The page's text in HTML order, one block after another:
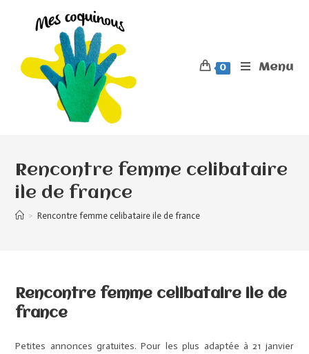
0 Menu
Rencontre femme celibataire
ile de france
> Rencontre femme celibataire ile de france
Rencontre femme celibataire ile de
france
Petites annonces gratuites. Pour les plus adaptée à 21 janvier